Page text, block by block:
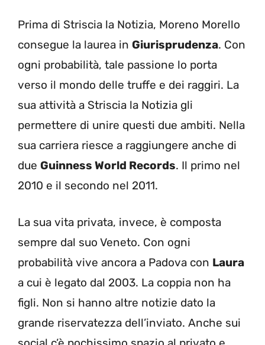
Prima di Striscia la Notizia, Moreno Morello
consegue la laurea in Giurisprudenza. Con
ogni probabilità, tale passione lo porta
verso il mondo delle truffe e dei raggiri. La
sua attività a Striscia la Notizia gli
permettere di unire questi due ambiti. Nella
sua carriera riesce a raggiungere anche di
due Guinness World Records. Il primo nel
2010 e il secondo nel 2011.
La sua vita privata, invece, è composta
sempre dal suo Veneto. Con ogni
probabilità vive ancora a Padova con Laura
a cui è legato dal 2003. La coppia non ha
figli. Non si hanno altre notizie dato la
grande riservatezza dell’inviato. Anche sui